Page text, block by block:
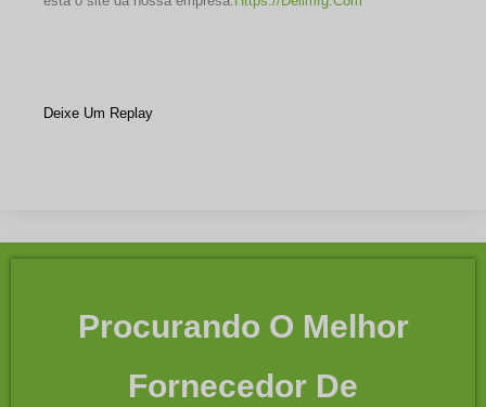
Deixe Um Replay
Procurando O Melhor
Fornecedor De